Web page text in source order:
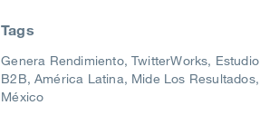
Tags
Genera Rendimiento TwitterWorks Estudio
B2B América Latina Mide Los Resultados
México